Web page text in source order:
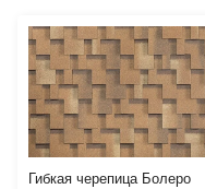
Гибкая черепица Болеро